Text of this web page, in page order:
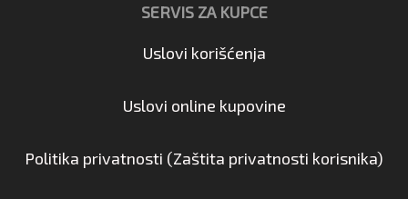
SERVIS ZA KUPCE
Uslovi korišćenja
Uslovi online kupovine
Politika privatnosti (Zaštita privatnosti korisnika)